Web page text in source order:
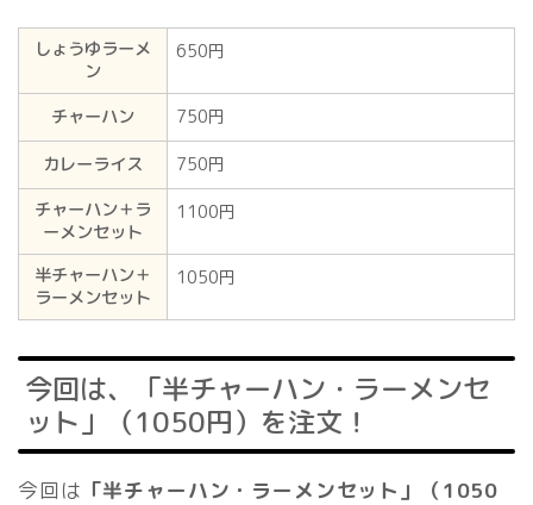
しょうゆラーメ
ン
650円
チャーハン
750円
カレーライス
750円
チャーハン＋ラ
ーメンセット
1100円
半チャーハン＋
ラーメンセット
1050円
今回は、「半チャーハン・ラーメンセ
ット」（1050円）を注文！
今回は 「半チャーハン・ラーメンセット」（1050